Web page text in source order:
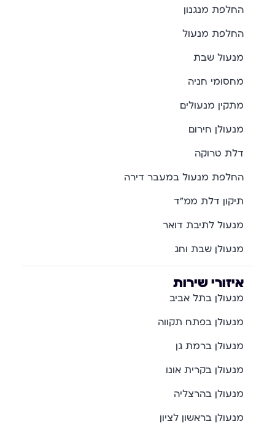
החלפת מנגנון
החלפת מנעול
מנעול שבת
מחסומי חניה
מתקין מנעולים
מנעולן חירום
דלת טרוקה
החלפת מנעול במעבר דירה
תיקון דלת ממ"ד
מנעול לתיבת דואר
מנעולן שבת וחג
איזורי שירות
מנעולן בתל אביב
מנעולן בפתח תקווה
מנעולן ברמת גן
מנעולן בקרית אונו
מנעולן בהרצליה
מנעולן בראשון לציון